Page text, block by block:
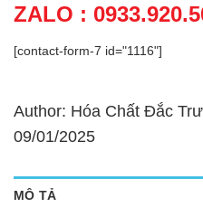
ZALO :
[contact-form-7 id="1116"]
Author: Hóa Chất Đắc
09/01/2025
MÔ TẢ